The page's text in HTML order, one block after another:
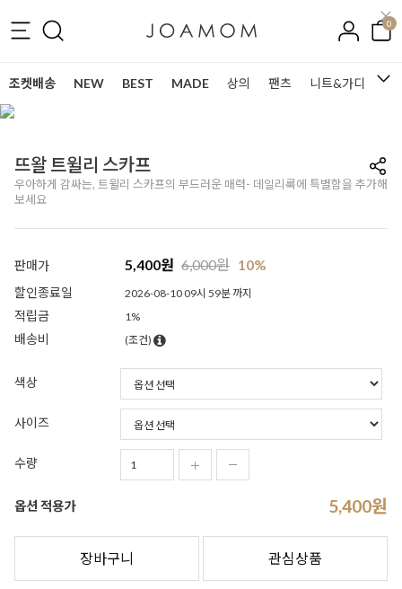
0
조켓배송 NEW BEST MADE 상의 팬츠 니트&가디건
뜨왈 트윌리 스카프
우아하게 감싸는, 트윌리 스카프의 부드러운 매력- 데일리룩에 특별함을 추가해
보세요
판매가 5,400원 6,000원 10%
할인종료일 2026-08-10 09시 59분 까지
적립금 1%
배송비 (조건)
색상
사이즈
수량
옵션 적용가 5,400원
장바구니 관심상품